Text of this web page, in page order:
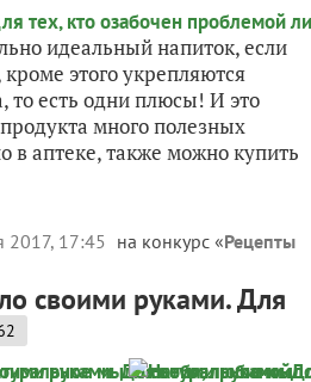
идеальный напиток, если
этого укрепляются
то есть одни плюсы! И это
много полезных
в аптеке, также можно купить
2017, 17:45 на конкурс «Рецепты
своими руками. Для